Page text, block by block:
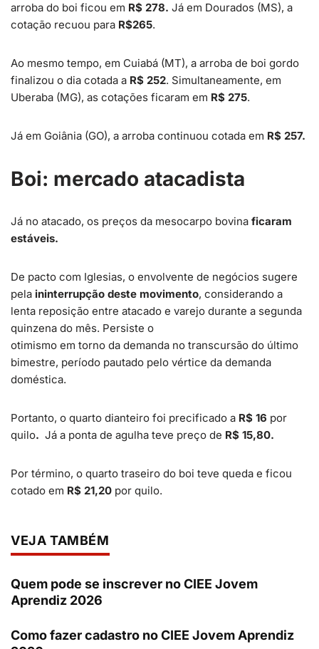
arroba do boi ficou em R$ 278. Já em Dourados (MS), a
cotação recuou para R$265.
Ao mesmo tempo, em Cuiabá (MT), a arroba de boi gordo
finalizou o dia cotada a R$ 252. Simultaneamente, em
Uberaba (MG), as cotações ficaram em R$ 275.
Já em Goiânia (GO), a arroba continuou cotada em R$ 257.
Boi: mercado atacadista
Já no atacado, os preços da mesocarpo bovina ficaram
estáveis.
De pacto com Iglesias, o envolvente de negócios sugere
pela ininterrupção deste movimento, considerando a
lenta reposição entre atacado e varejo durante a segunda
quinzena do mês. Persiste o
otimismo em torno da demanda no transcursão do último
bimestre, período pautado pelo vértice da demanda
doméstica.
Portanto, o quarto dianteiro foi precificado a R$ 16 por
quilo. Já a ponta de agulha teve preço de R$ 15,80.
Por término, o quarto traseiro do boi teve queda e ficou
cotado em R$ 21,20 por quilo.
VEJA TAMBÉM
Quem pode se inscrever no CIEE Jovem
Aprendiz 2026
Como fazer cadastro no CIEE Jovem Aprendiz